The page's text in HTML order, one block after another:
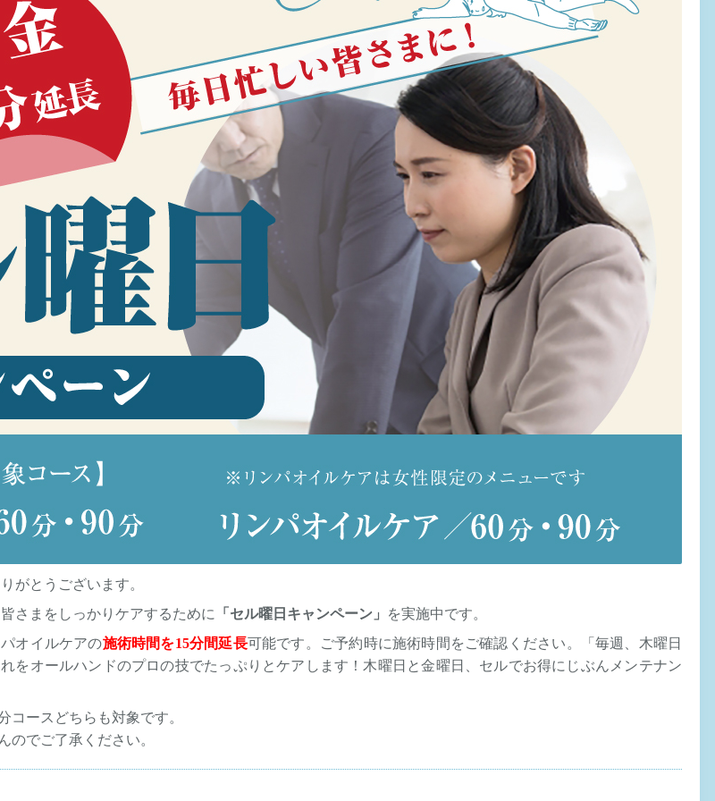
がとうございます。
さまをしっかりケアするために
「セル曜日キャンペーン」
を実施中です。
オイルケアの施術時間を15分間延長可能です。ご予約時に施術時間をご確認ください。「毎週、木曜日
をオールハンドのプロの技でたっぷりとケアします！木曜日と金曜日、セルでお得にじぶんメンテナン
コースどちらも対象です。
でご了承ください。